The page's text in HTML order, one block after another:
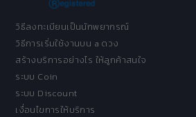
วิธีลงทะเบียนเป็นนักพยากรณ์
วิธีการเริ่มใช้งานบน a ดวง
สร้างบริการอย่างไร ให้ลูกค้าสนใจ
ระบบ Coin
ระบบ Discount
เงื่อนไขการให้บริการ